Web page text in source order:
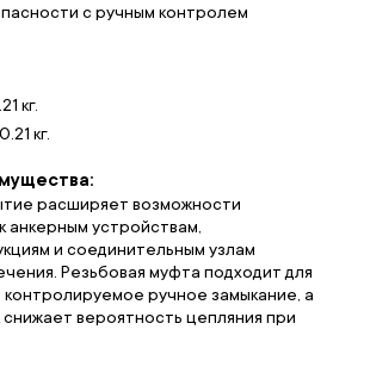
с ручным контролем
кг.
кг.
расширяет возможности
анкерным устройствам,
и соединительным узлам
Резьбовая муфта подходит для
контролируемое ручное замыкание, а
вероятность цепляния при